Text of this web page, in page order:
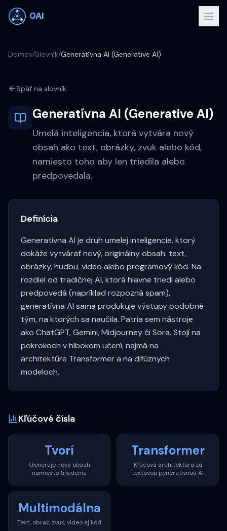
Domov/Slovník/Generatívna AI (Generative AI)
Späť na slovník
Generatívna AI (Generative AI)
Umelá inteligencia, ktorá vytvára nový
obsah ako text, obrázky, zvuk alebo kód,
namiesto toho aby len triedila alebo
predpovedala.
Definícia
Generatívna AI je druh umelej inteligencie, ktorý
dokáže vytvárať nový, originálny obsah: text,
obrázky, hudbu, video alebo programový kód. Na
rozdiel od tradičnej AI, ktorá hlavne triedi alebo
predpovedá (napríklad rozpozná spam),
generatívna AI sama produkuje výstupy podobné
tým, na ktorých sa naučila. Patria sem nástroje
ako ChatGPT, Gemini, Midjourney či Sora. Stojí na
pokrokoch v hlbokom učení, najmä na
architektúre Transformer a na difúznych
modeloch.
Kľúčové čísla
Tvorí
Generuje nový obsah
namiesto triedenia
Transformer
Kľúčová architektúra za
textovou generatívnou AI
Multimodálna
Text, obraz, zvuk, video aj kód